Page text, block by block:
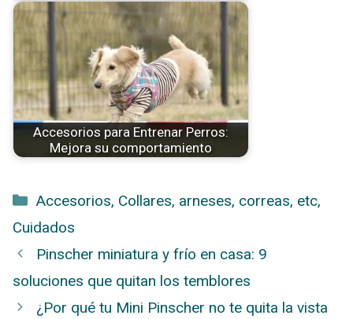
Accesorios para Entrenar Perros:
Mejora su comportamiento
Categorías
Accesorios, Collares, arneses, correas, etc,
Cuidados
Pinscher miniatura y frío en casa: 9
soluciones que quitan los temblores
¿Por qué tu Mini Pinscher no te quita la vista